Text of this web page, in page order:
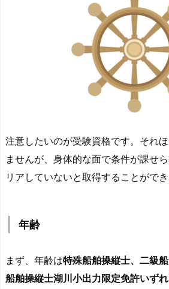
注意したいのが受験資格です。それ
ませんが、身体的な面で条件が課せ
リアしていないと取得することができ
年齢
まず、年齢は特殊船舶操縦士、二級
船舶操縦士湖川小出力限定免許いず